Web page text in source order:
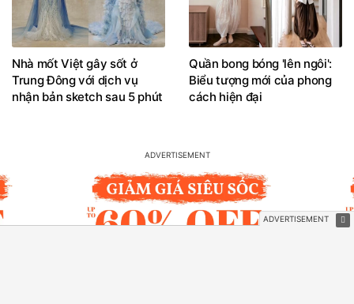
Nhà mốt Việt gây sốt ở
Trung Đông với dịch vụ
nhận bản sketch sau 5 phút
Quần bong bóng 'lên ngôi':
Biểu tượng mới của phong
cách hiện đại